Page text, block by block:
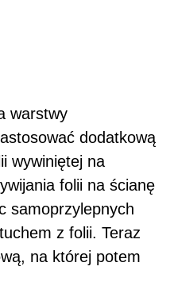
warstwy
dodatkową
wywiniętej na
folii na ścianę
samoprzylepnych
z folii. Teraz
na której potem